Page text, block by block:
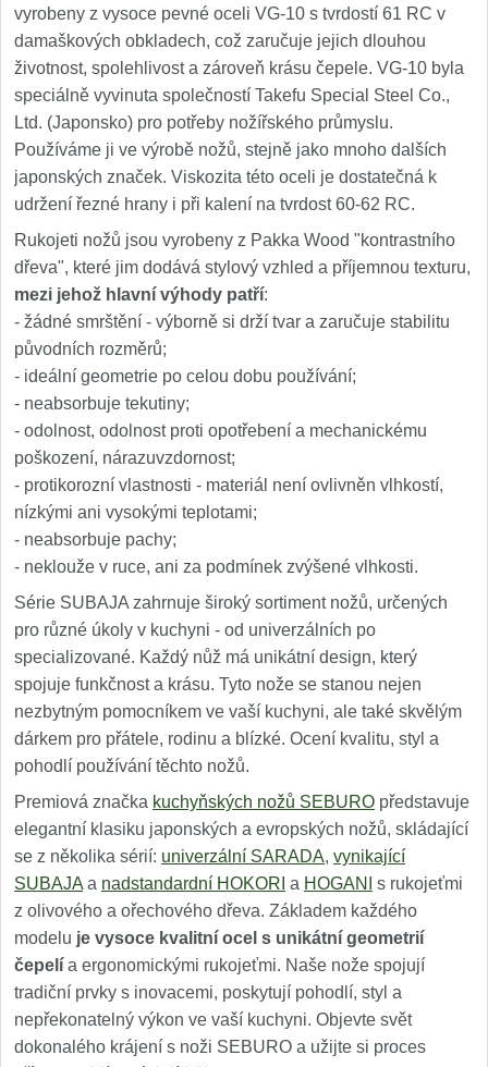
vyrobeny z vysoce pevné oceli VG-10 s tvrdostí 61 RC v
damaškových obkladech, což zaručuje jejich dlouhou
životnost, spolehlivost a zároveň krásu čepele. VG-10 byla
speciálně vyvinuta společností Takefu Special Steel Co.,
Ltd. (Japonsko) pro potřeby nožířského průmyslu.
Používáme ji ve výrobě nožů, stejně jako mnoho dalších
japonských značek. Viskozita této oceli je dostatečná k
udržení řezné hrany i při kalení na tvrdost 60-62 RC.
Rukojeti nožů jsou vyrobeny z Pakka Wood "kontrastního
dřeva", které jim dodává stylový vzhled a příjemnou texturu,
mezi jehož hlavní výhody patří:
- žádné smrštění - výborně si drží tvar a zaručuje stabilitu
původních rozměrů;
- ideální geometrie po celou dobu používání;
- neabsorbuje tekutiny;
- odolnost, odolnost proti opotřebení a mechanickému
poškození, nárazuvzdornost;
- protikorozní vlastnosti - materiál není ovlivněn vlhkostí,
nízkými ani vysokými teplotami;
- neabsorbuje pachy;
- neklouže v ruce, ani za podmínek zvýšené vlhkosti.
Série SUBAJA zahrnuje široký sortiment nožů, určených
pro různé úkoly v kuchyni - od univerzálních po
specializované. Každý nůž má unikátní design, který
spojuje funkčnost a krásu. Tyto nože se stanou nejen
nezbytným pomocníkem ve vaší kuchyni, ale také skvělým
dárkem pro přátele, rodinu a blízké. Ocení kvalitu, styl a
pohodlí používání těchto nožů.
Premiová značka kuchyňských nožů SEBURO představuje
elegantní klasiku japonských a evropských nožů, skládající
se z několika sérií: univerzální SARADA, vynikající
SUBAJA a nadstandardní HOKORI a HOGANI
s rukojeťmi
z olivového a ořechového dřeva. Základem každého
modelu je vysoce kvalitní ocel s unikátní geometrií
čepelí a ergonomickými rukojeťmi. Naše nože spojují
tradiční prvky s inovacemi, poskytují pohodlí, styl a
nepřekonatelný výkon ve vaší kuchyni. Objevte svět
dokonalého krájení s noži SEBURO a užijte si proces